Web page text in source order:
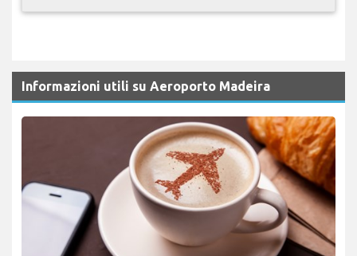
Informazioni utili su Aeroporto Madeira